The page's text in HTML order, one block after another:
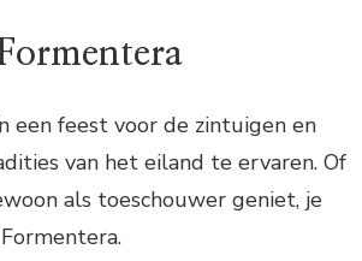
een feest voor de zintuigen en
van het eiland te ervaren. Of
als toeschouwer geniet, je